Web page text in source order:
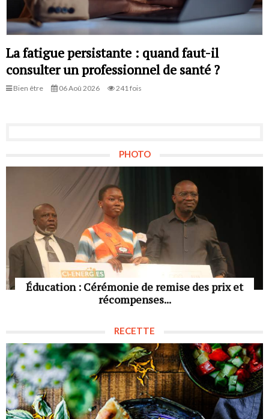
La fatigue persistante : quand faut-il
consulter un professionnel de santé ?
Bien être 06 Aoû 2026 241 fois
PHOTO
Éducation : Cérémonie de remise des prix et
récompenses...
RECETTE